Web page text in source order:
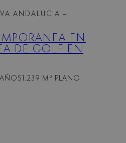
ANDALUCIA –
EN
DE GOLF EN
1.239 M² PLANO